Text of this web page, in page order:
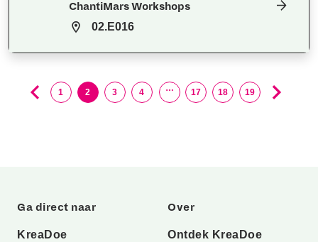
ChantiMars Workshops
02.E016
1 2 3 4 … 17 18 19
Ga direct naar
KreaDoe
Over
Ontdek KreaDoe